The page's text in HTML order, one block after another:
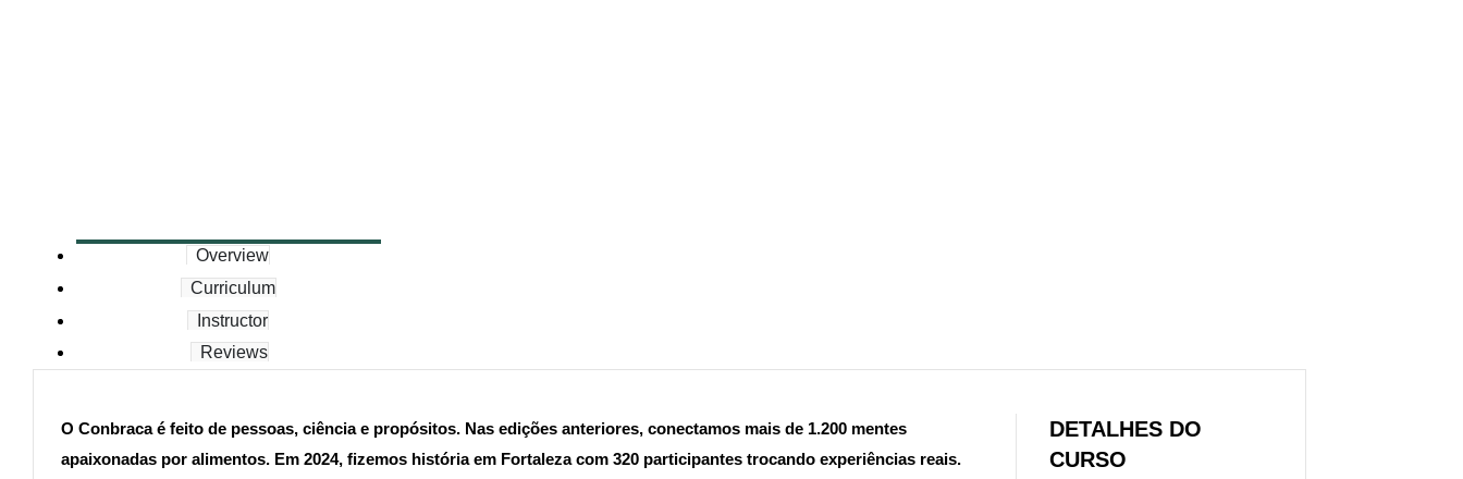
Overview
Curriculum
Instructor
Reviews
O Conbraca é feito de pessoas, ciência e propósitos. Nas edições anteriores, conectamos mais de 1.200 mentes
apaixonadas por alimentos. Em 2024, fizemos história em Fortaleza com 320 participantes trocando experiências reais.
DETALHES DO
CURSO